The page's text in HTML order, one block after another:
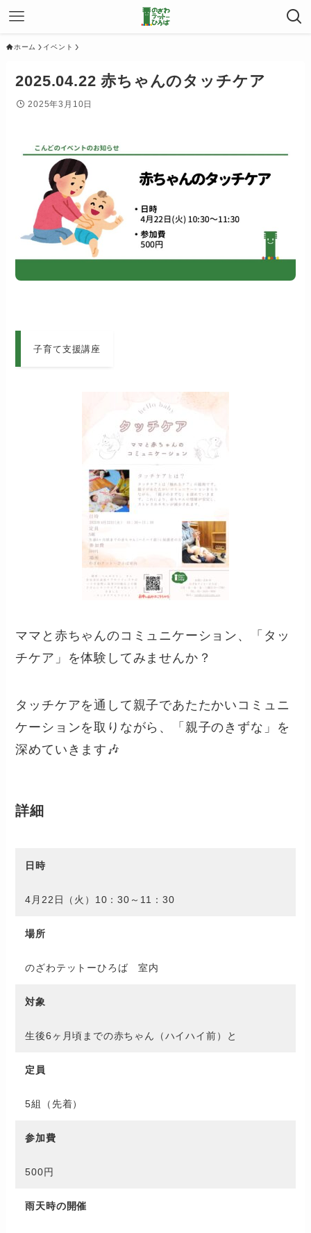
ホーム イベント
2025.04.22 赤ちゃんのタッチケア
2025年3月10日
子育て支援講座
ママと赤ちゃんのコミュニケーション、「タッ
チケア」を体験してみませんか？
タッチケアを通して親子であたたかいコミュニ
ケーションを取りながら、「親子のきずな」を
深めていきます🎶
詳細
日時
4月22日（火）10：30～11：30
場所
のざわテットーひろば 室内
対象
生後6ヶ月頃までの赤ちゃん（ハイハイ前）と
定員
5組（先着）
参加費
500円
雨天時の開催